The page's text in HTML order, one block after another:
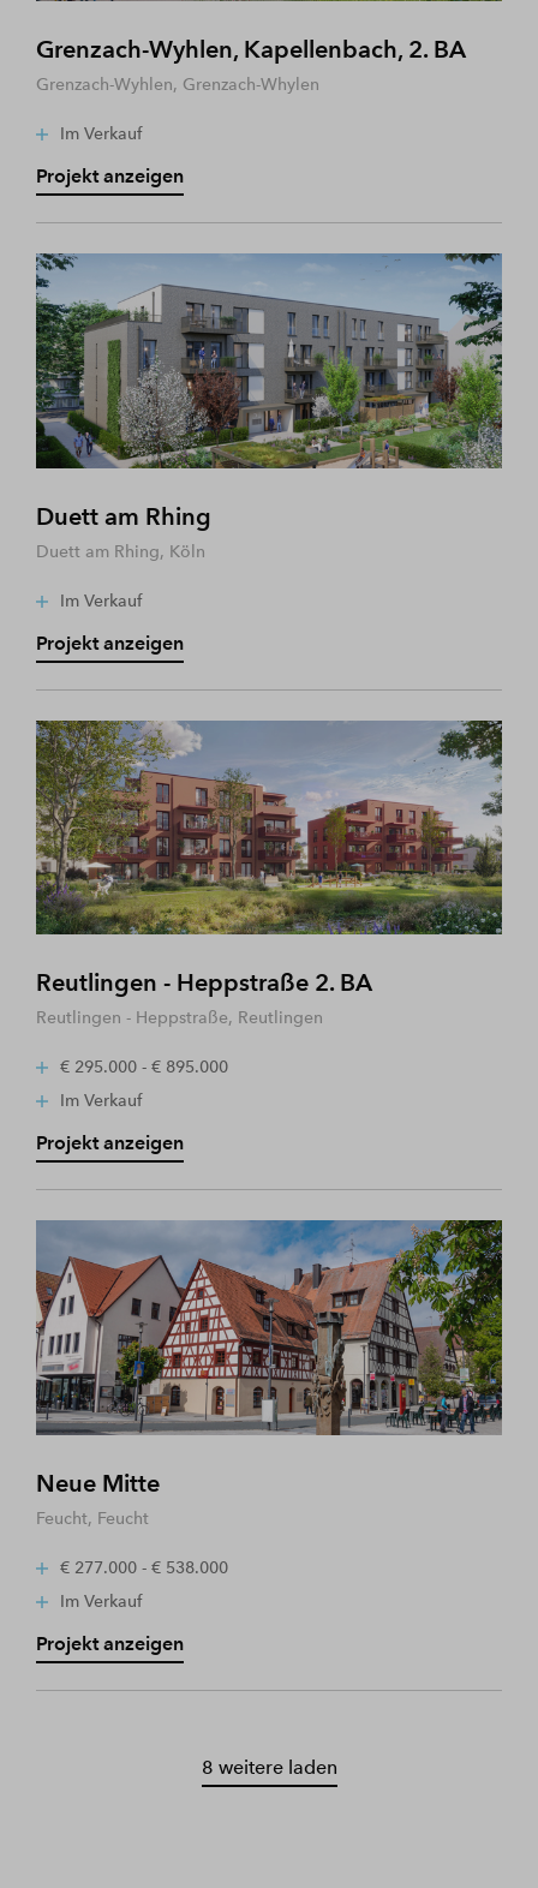
Grenzach-Wyhlen, Kapellenbach, 2. BA
Grenzach-Wyhlen, Grenzach-Whylen
Im Verkauf
Projekt anzeigen
Duett am Rhing
Duett am Rhing, Köln
Im Verkauf
Projekt anzeigen
Reutlingen - Heppstraße 2. BA
Reutlingen - Heppstraße, Reutlingen
€ 295.000 - € 895.000
Im Verkauf
Projekt anzeigen
Neue Mitte
Feucht, Feucht
€ 277.000 - € 538.000
Im Verkauf
Projekt anzeigen
8 weitere laden